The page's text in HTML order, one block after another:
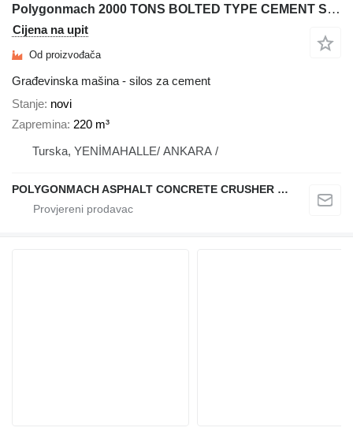
Polygonmach 2000 TONS BOLTED TYPE CEMENT SILO-STOCK
Cijena na upit
Od proizvođača
Građevinska mašina - silos za cement
Stanje novi
Zapremina 220 m³
Turska, YENİMAHALLE/ ANKARA /
POLYGONMACH ASPHALT CONCRETE CRUSHER SYSTEMS